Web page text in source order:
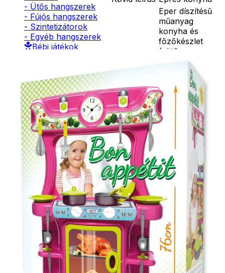
- Ütős hangszerek
- Fújós hangszerek
- Szintetizátorok
- Egyéb hangszerek
Bébi játékok
munkagépek
Építőjátékok
Szerepjátékok
Kreatív játékok
- Kreatív játékok
- Rajzolók
- Nyomdák
- Gyurmák
Társasjátékok
Asztali játékok
Nyári játékok
- Homokozójátékok
- Műanyag hajók
- Hinta, csúszda
- Ütők, dobálók
- Strandcikkek
- Egyéb nyári játékok
Lábbal hajtós
járművek
Téli játékok
Részletes
Eper díszítésű
műanyag
konyha és
főzőkészlet
(sütő,
főzőlapok,
polcok és
különböző
konyhai
eszközök). A
sütő ajtaja
nyitható.
Magassága: 76
Ár
Darab
Kosárba
Szállítás:
- Csomagautomata: 1190
forinttól
- Házhozszállítás: 2190
forinttól
- Személyes átvétel:
ingyenesen